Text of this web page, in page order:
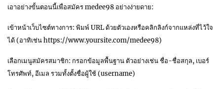
เอาอย่างขั้นตอนนี้เพื่อสมัคร medee98 อย่างง่ายดาย:
เข้าหน้าเว็บไซต์ทางการ: พิมพ์ URL ด้วยตัวเองหรือคลิกลิงก์จากแหล่งที่ไว้ใจ
ได้ (อาทิเช่น https://www.yoursite.com/medee98)
เลือกเมนูสมัครสมาชิก: กรอกข้อมูลพื้นฐาน ตัวอย่างเช่น ชื่อ-ชื่อสกุล, เบอร์
โทรศัพท์, อีเมล รวมทั้งตั้งชื่อผู้ใช้ (username)